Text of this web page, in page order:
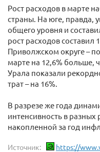
Рост расходов в марте
страны. На юге, правда,
общего уровня и
рост расходов составил
Приволжском округе –
марте на 12,6% больше,
Урала показали
трат – на 16%.
В разрезе же года
интенсивность в
накопленной за год
Источник: https://